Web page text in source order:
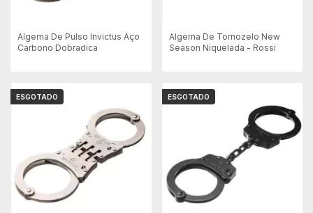
Algema De Pulso Invictus Aço
Carbono Dobradica
Algema De Tornozelo New
Season Niquelada - Rossi
ESGOTADO ESGOTADO